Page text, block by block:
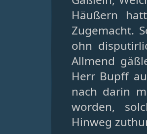
Häußern
Zugemacht.
ohn
Allmend
Herr Bupff
nach darin
worden,
Hinweg